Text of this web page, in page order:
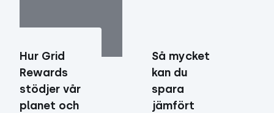
Hur Grid
Rewards
stödjer vår
planet och
Så mycket
kan du
spara
jämfört